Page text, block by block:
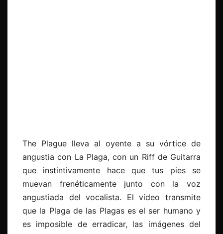
The Plague lleva al oyente a su vórtice de
angustia con La Plaga, con un Riff de Guitarra
que instintivamente hace que tus pies se
muevan frenéticamente junto con la voz
angustiada del vocalista. El vídeo transmite
que la Plaga de las Plagas es el ser humano y
es imposible de erradicar, las imágenes del